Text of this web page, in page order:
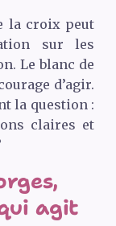
la croix peut
sur les
Le blanc de
d’agir.
la question :
claires et
agit